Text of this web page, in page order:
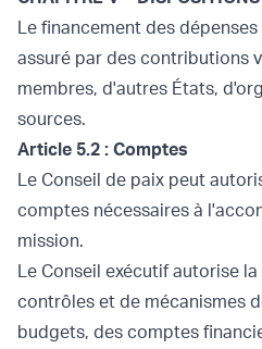
Le financement des
assuré par des contributions
membres, d'autres États,
sources.
Article 5.2 : Comptes
Le Conseil de paix peut
comptes nécessaires à
mission.
Le Conseil exécutif autorise
contrôles et de mécanismes
budgets, des comptes